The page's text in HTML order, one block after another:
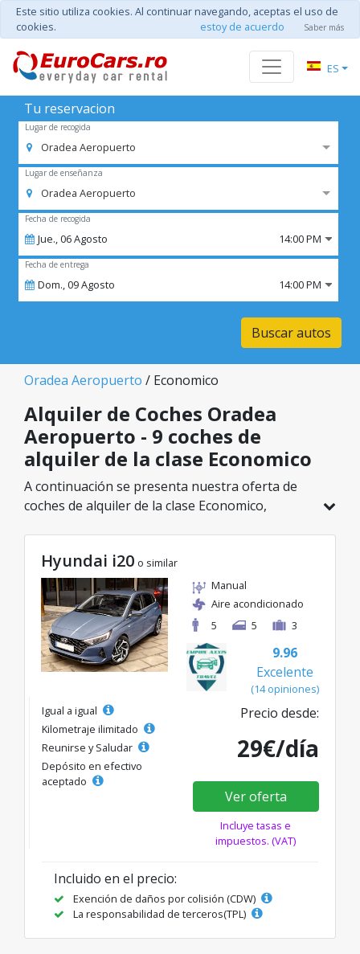
Este sitio utiliza cookies. Al continuar navegando, aceptas el uso de
cookies.
estoy de acuerdo Saber más
ES
Tu reservacion
Lugar de recogida
Oradea Aeropuerto
Lugar de enseñanza
Oradea Aeropuerto
Fecha de recogida
Jue.,06Agosto 14:00 PM
Fecha de entrega
Dom.,09Agosto 14:00 PM
Buscar autos
Oradea Aeropuerto / Economico
Alquiler de Coches Oradea
Aeropuerto - 9 coches de
alquiler de la clase Economico
A continuación se presenta nuestra oferta de
coches de alquiler de la clase Economico,
el modelo ideal de la categoría seleccionada, con
tarifas excelentes desde solo 8€/día.
Hyundai i20 o similar
Manual
Aire acondicionado
5
5 3
9.96
Excelente
(14 opiniones)
Igual a igual
Kilometraje ilimitado
Reunirse y Saludar
Depósito en efectivo
aceptado
Precio desde:
29€/día
Ver oferta
Incluye tasas e
impuestos. (VAT)
Incluido en el precio:
Exención de daños por colisión (CDW)
La responsabilidad de terceros(TPL)